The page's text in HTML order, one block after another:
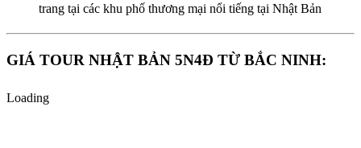
trang tại các khu phố thương mại nổi tiếng tại Nhật Bản
GIÁ TOUR NHẬT BẢN 5N4Đ TỪ BẮC NINH:
Loading